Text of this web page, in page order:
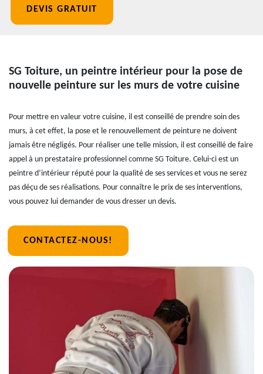
DEVIS GRATUIT
SG Toiture, un peintre intérieur pour la pose de
nouvelle peinture sur les murs de votre cuisine
Pour mettre en valeur votre cuisine, il est conseillé de prendre soin des
murs, à cet effet, la pose et le renouvellement de peinture ne doivent
jamais être négligés. Pour réaliser une telle mission, il est conseillé de faire
appel à un prestataire professionnel comme SG Toiture. Celui-ci est un
peintre d’intérieur réputé pour la qualité de ses services et vous ne serez
pas déçu de ses réalisations. Pour connaître le prix de ses interventions,
vous pouvez lui demander de vous dresser un devis.
CONTACTEZ-NOUS!